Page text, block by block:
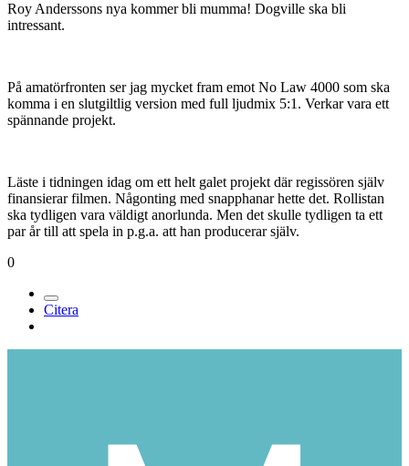
Roy Anderssons nya kommer bli mumma! Dogville ska bli
intressant.
På amatörfronten ser jag mycket fram emot No Law 4000 som ska
komma i en slutgiltlig version med full ljudmix 5:1. Verkar vara ett
spännande projekt.
Läste i tidningen idag om ett helt galet projekt där regissören själv
finansierar filmen. Någonting med snapphanar hette det. Rollistan
ska tydligen vara väldigt anorlunda. Men det skulle tydligen ta ett
par år till att spela in p.g.a. att han producerar själv.
0
Citera